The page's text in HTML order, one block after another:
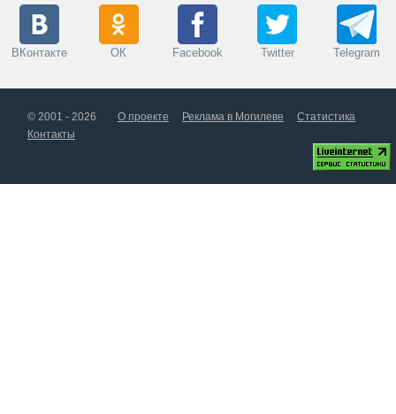
ВКонтакте ОК Facebook Twitter Telegram
© 2001 - 2026 О проекте Реклама в Могилеве
Статистика
Контакты